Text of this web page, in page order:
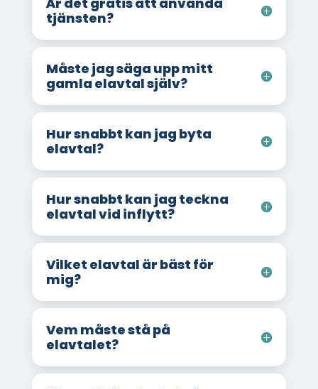
tjänsten?
Måste jag säga upp mitt
gamla elavtal själv?
Hur snabbt kan jag byta
elavtal?
Hur snabbt kan jag teckna
elavtal vid inflytt?
Vilket elavtal är bäst för
mig?
Vem måste stå på
elavtalet?